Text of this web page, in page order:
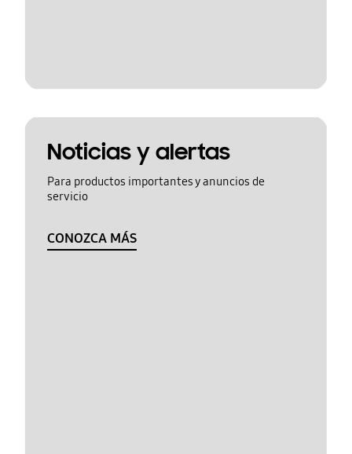
Noticias y alertas
Para productos importantes y anuncios de
servicio
CONOZCA MÁS